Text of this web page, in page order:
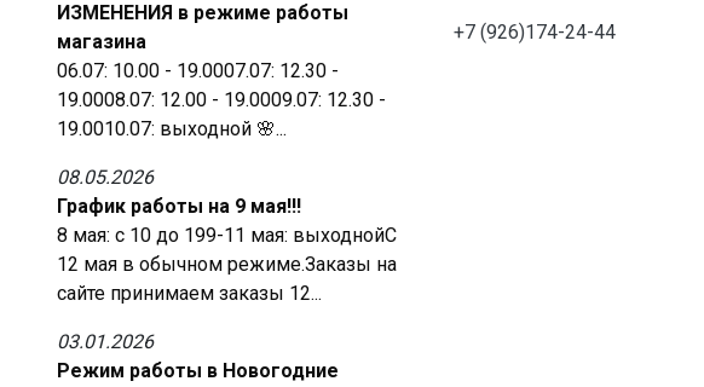
ИЗМЕНЕНИЯ в режиме работы
магазина
06.07: 10.00 - 19.0007.07: 12.30 -
19.0008.07: 12.00 - 19.0009.07: 12.30 -
19.0010.07: выходной 🌸...
08.05.2026
График работы на 9 мая!!!
8 мая: с 10 до 199-11 мая: выходнойС
12 мая в обычном режиме.Заказы на
сайте принимаем заказы 12...
03.01.2026
Режим работы в Новогодние
+7 (926)174-24-44